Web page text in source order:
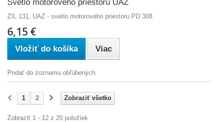
Svetlo motorového priestoru UAZ
ZIL 131, UAZ - svetlo motorového priestoru PD 308
6,15 €
Vložiť do košíka Viac
Pridať do zoznamu obľúbených
Zobraziť všetko
1 2
Zobraziť 1 - 12 z 20 položiek